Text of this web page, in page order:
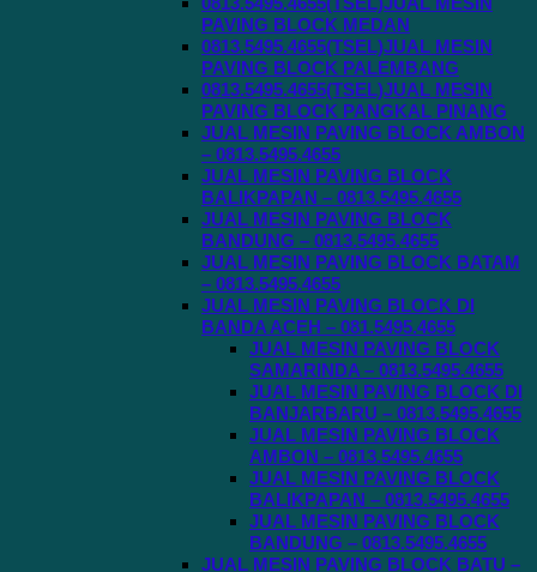
PAVING BLOCK MEDAN
0813.5495.4655(TSEL)JUAL MESIN
PAVING BLOCK PALEMBANG
0813.5495.4655(TSEL)JUAL MESIN
PAVING BLOCK PANGKAL PINANG
JUAL MESIN PAVING BLOCK AMBON
– 0813.5495.4655
JUAL MESIN PAVING BLOCK
BALIKPAPAN – 0813.5495.4655
JUAL MESIN PAVING BLOCK
BANDUNG – 0813.5495.4655
JUAL MESIN PAVING BLOCK BATAM
– 0813.5495.4655
JUAL MESIN PAVING BLOCK DI
BANDA ACEH – 081.5495.4655
JUAL MESIN PAVING BLOCK
SAMARINDA – 0813.5495.4655
JUAL MESIN PAVING BLOCK DI
BANJARBARU – 0813.5495.4655
JUAL MESIN PAVING BLOCK
AMBON – 0813.5495.4655
JUAL MESIN PAVING BLOCK
BALIKPAPAN – 0813.5495.4655
JUAL MESIN PAVING BLOCK
BANDUNG – 0813.5495.4655
JUAL MESIN PAVING BLOCK BATU –